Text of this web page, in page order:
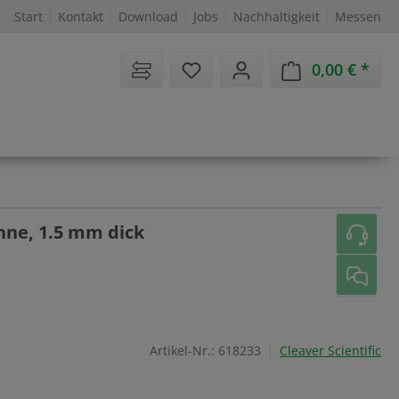
Start Kontakt Download Jobs Nachhaltigkeit Messen
Sie haben 0 Artikel auf dem
0,00 €
1.5 mm dick
Artikel-Nr.: 618233 Cleaver Scientific